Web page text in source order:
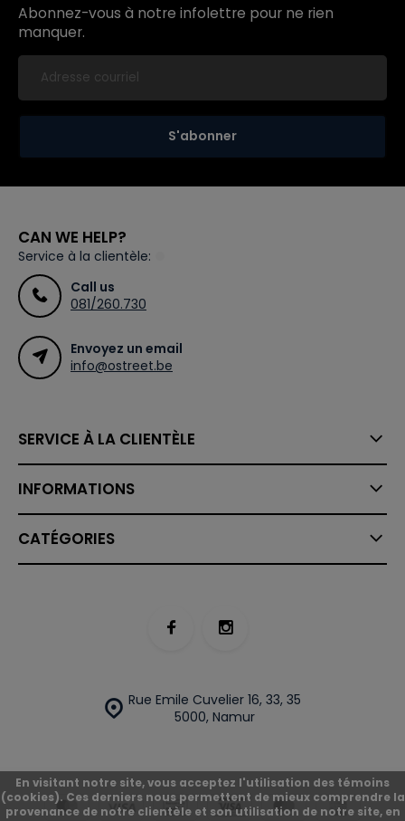
Abonnez-vous à notre infolettre pour ne rien
manquer.
S'abonner
CAN WE HELP?
Service à la clientèle:
Call us
081/260.730
Envoyez un email
info@ostreet.be
SERVICE À LA CLIENTÈLE
INFORMATIONS
CATÉGORIES
Rue Emile Cuvelier 16, 33, 35
5000, Namur
En visitant notre site, vous acceptez l'utilisation des témoins
(cookies). Ces derniers nous permettent de mieux comprendre la
provenance de notre clientèle et son utilisation de notre site, en